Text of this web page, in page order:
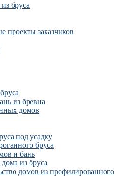
бруса
проекты заказчиков
из бревна
домов
под усадку
бруса
и бань
из бруса
домов из профилированного